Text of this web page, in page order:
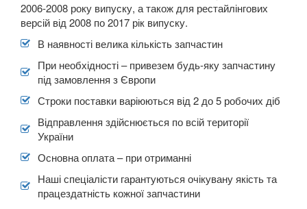
Quest IV (RE52)
Skyline X (R34)
Skyline XI (V35)
Skyline XII (V36)
TIIDA II (C12)
Titan I (P32, TA60)
X-Trail I (T30)
X-Trail II (T31)
2006-2008 року випуску, а також для рестайлінгових
версій від 2008 по 2017 рік випуску.
В наявності велика кількість запчастин
При необхідності – привезем будь-яку запчастину
під замовлення з Європи
Строки поставки варіюються від 2 до 5 робочих діб
Відправлення здійснюється по всій території
України
Основна оплата – при отриманні
Наші спеціалісти гарантуються очікувану якість та
працездатність кожної запчастини